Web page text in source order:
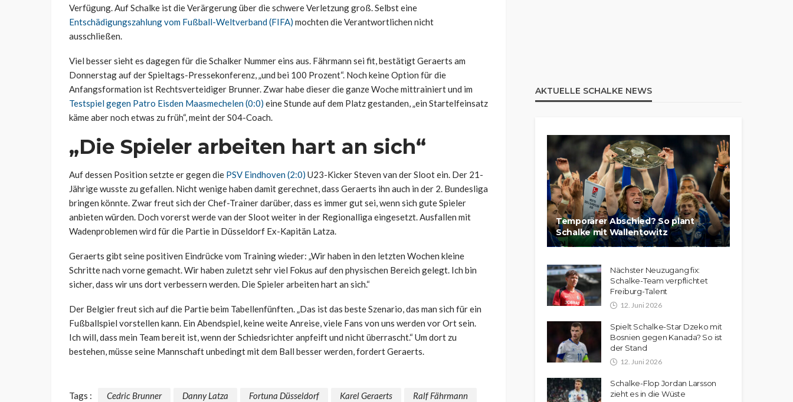
Verfügung. Auf Schalke ist die Verärgerung über die schwere Verletzung groß. Selbst eine
Entschädigungszahlung vom Fußball-Weltverband (FIFA) mochten die Verantwortlichen nicht
ausschließen.
Viel besser sieht es dagegen für die Schalker Nummer eins aus. Fährmann sei fit, bestätigt Geraerts am
Donnerstag auf der Spieltags-Pressekonferenz, „und bei 100 Prozent“. Noch keine Option für die
Anfangsformation ist Rechtsverteidiger Brunner. Zwar habe dieser die ganze Woche mittrainiert und im
Testspiel gegen Patro Eisden Maasmechelen (0:0) eine Stunde auf dem Platz gestanden, „ein Startelfeinsatz
käme aber noch etwas zu früh“, meint der S04-Coach.
„Die Spieler arbeiten hart an sich“
Auf dessen Position setzte er gegen die PSV Eindhoven (2:0) U23-Kicker Steven van der Sloot ein. Der 21-
Jährige wusste zu gefallen. Nicht wenige haben damit gerechnet, dass Geraerts ihn auch in der 2. Bundesliga
bringen könnte. Zwar freut sich der Chef-Trainer darüber, dass es immer gut sei, wenn sich gute Spieler
anbieten würden. Doch vorerst werde van der Sloot weiter in der Regionalliga eingesetzt. Ausfallen mit
Wadenproblemen wird für die Partie in Düsseldorf Ex-Kapitän Latza.
Geraerts gibt seine positiven Eindrücke vom Training wieder: „Wir haben in den letzten Wochen kleine
Schritte nach vorne gemacht. Wir haben zuletzt sehr viel Fokus auf den physischen Bereich gelegt. Ich bin
sicher, dass wir uns dort verbessern werden. Die Spieler arbeiten hart an sich.“
Der Belgier freut sich auf die Partie beim Tabellenfünften. „Das ist das beste Szenario, das man sich für ein
Fußballspiel vorstellen kann. Ein Abendspiel, keine weite Anreise, viele Fans von uns werden vor Ort sein.
Ich will, dass mein Team bereit ist, wenn der Schiedsrichter anpfeift und nicht überrascht.“ Um dort zu
bestehen, müsse seine Mannschaft unbedingt mit dem Ball besser werden, fordert Geraerts.
Tags : Cedric Brunner Danny Latza Fortuna Düsseldorf Karel Geraerts
Ralf Fährmann
AKTUELLE SCHALKE NEWS
Temporärer Abschied? So plant
Schalke mit Wallentowitz
Nächster Neuzugang fix:
Schalke-Team verpflichtet
Freiburg-Talent
12. Juni 2026
Spielt Schalke-Star Dzeko mit
Bosnien gegen Kanada? So ist
der Stand
12. Juni 2026
Schalke-Flop Jordan Larsson
zieht es in die Wüste